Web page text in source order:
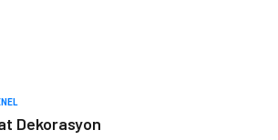
Dekorasyon